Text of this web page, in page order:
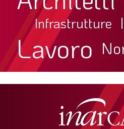
Infrastrutture
Lavoro